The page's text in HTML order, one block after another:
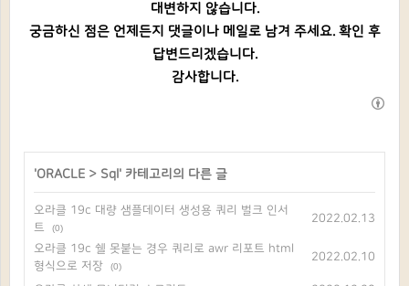
대변하지 않습니다.
궁금하신 점은 언제든지 댓글이나 메일로 남겨 주세요. 확인 후
답변드리겠습니다.
감사합니다.
'ORACLE > Sql ' 카테고리의 다른 글
오라클 19c 대량 샘플데이터 생성용 쿼리 벌크 인서
트
(0)
2022.02.13
오라클 19c 쉘 못붙는 경우 쿼리로 awr 리포트 html
형식으로 저장
(0)
2022.02.10